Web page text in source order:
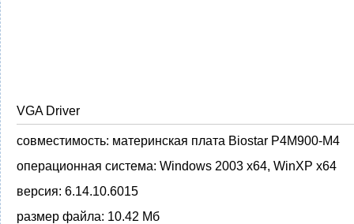
VGA Driver
совместимость: материнская плата Biostar P4M900-M4
операционная система: Windows 2003 x64, WinXP x64
версия: 6.14.10.6015
размер файла: 10.42 Мб